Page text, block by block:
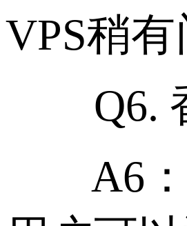
VPS稍
Q6. 香
A6：